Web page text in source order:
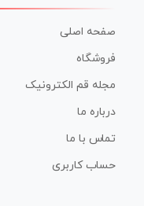
صفحه اصلی
فروشگاه
مجله قم الکترونیک
درباره ما
تماس با ما
حساب کاربری